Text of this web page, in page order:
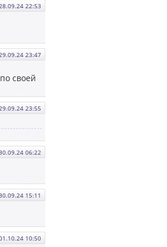
22:53
23:47
своей
23:55
06:22
15:11
10:50